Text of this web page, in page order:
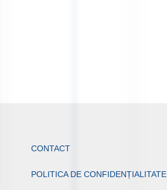
CONTACT
POLITICA DE CONFIDENȚIALITATE